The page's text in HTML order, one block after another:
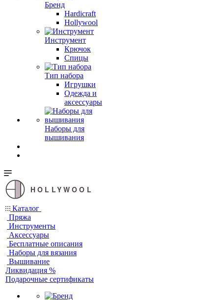
Бренд
Hardicraft
Hollywool
Инструмент
Крючок
Спицы
Тип набора
Игрушки
Одежда и
аксессуары
Наборы для
вышивания
HOLLYWOOL
Каталог
Пряжа
Инструменты
Аксессуары
Бесплатные описания
Наборы для вязания
Вышивание
Ликвидация %
Подарочные сертификаты